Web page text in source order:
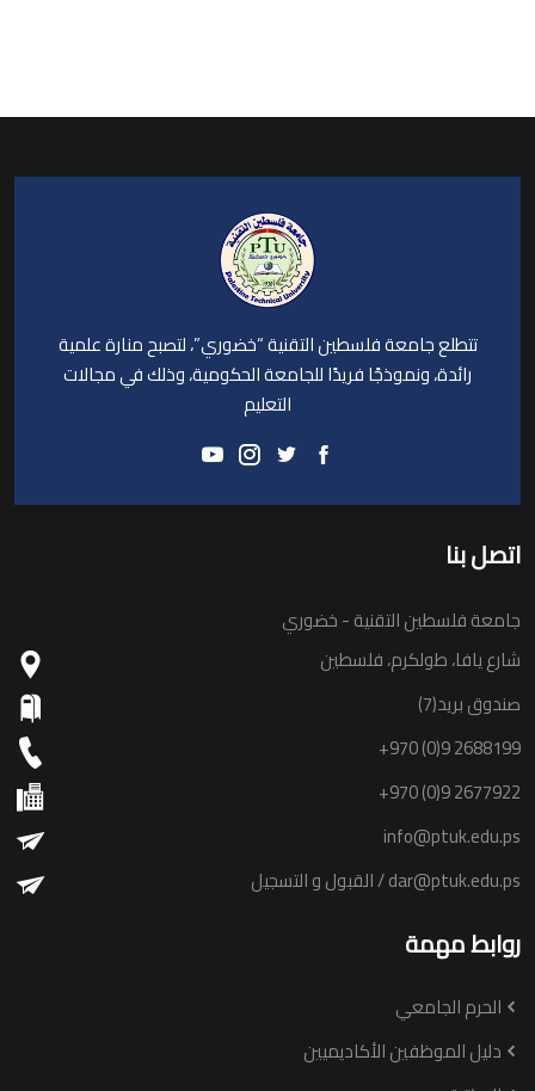
تتطلع جامعة فلسطين التقنية “خضوري”، لتصبح منارة علمية
رائدة، ونموذجًا فريدًا للجامعة الحكومية، وذلك في مجالات
التعليم
اتصل بنا
جامعة فلسطين التقنية - خضوري
شارع يافا، طولكرم، فلسطين
صندوق بريد(7)
+970 (0)9 2688199
+970 (0)9 2677922
info@ptuk.edu.ps
dar@ptuk.edu.ps/ القبول و التسجيل
روابط مهمة
الحرم الجامعي
دليل الموظفين الأكاديميين